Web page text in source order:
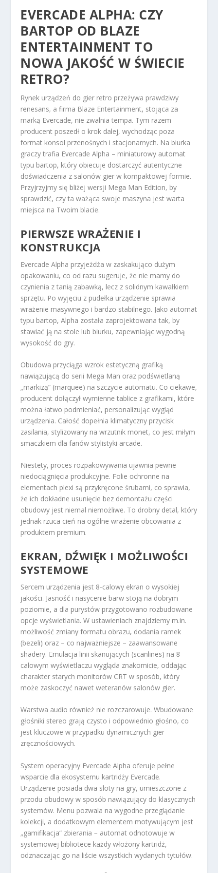
EVERCADE ALPHA: CZY
BARTOP OD BLAZE
ENTERTAINMENT TO
NOWA JAKOŚĆ W ŚWIECIE
RETRO?
Rynek urządzeń do gier retro przeżywa prawdziwy
renesans, a firma Blaze Entertainment, stojąca za
marką Evercade, nie zwalnia tempa. Tym razem
producent poszedł o krok dalej, wychodząc poza
format konsol przenośnych i stacjonarnych. Na biurka
graczy trafia Evercade Alpha – miniaturowy automat
typu bartop, który obiecuje dostarczyć autentyczne
doświadczenia z salonów gier w kompaktowej formie.
Przyjrzyjmy się bliżej wersji Mega Man Edition, by
sprawdzić, czy ta ważąca swoje maszyna jest warta
miejsca na Twoim blacie.
PIERWSZE WRAŻENIE I
KONSTRUKCJA
Evercade Alpha przyjeżdża w zaskakująco dużym
opakowaniu, co od razu sugeruje, że nie mamy do
czynienia z tanią zabawką, lecz z solidnym kawałkiem
sprzętu. Po wyjęciu z pudełka urządzenie sprawia
wrażenie masywnego i bardzo stabilnego. Jako automat
typu bartop, Alpha została zaprojektowana tak, by
stawiać ją na stole lub biurku, zapewniając wygodną
wysokość do gry.
Obudowa przyciąga wzrok estetyczną grafiką
nawiązującą do serii Mega Man oraz podświetlaną
„markizą” (marquee) na szczycie automatu. Co ciekawe,
producent dołączył wymienne tablice z grafikami, które
można łatwo podmieniać, personalizując wygląd
urządzenia. Całość dopełnia klimatyczny przycisk
zasilania, stylizowany na wrzutnik monet, co jest miłym
smaczkiem dla fanów stylistyki arcade.
Niestety, proces rozpakowywania ujawnia pewne
niedociągnięcia produkcyjne. Folie ochronne na
elementach plexi są przykręcone śrubami, co sprawia,
że ich dokładne usunięcie bez demontażu części
obudowy jest niemal niemożliwe. To drobny detal, który
jednak rzuca cień na ogólne wrażenie obcowania z
produktem premium.
EKRAN, DŹWIĘK I MOŻLIWOŚCI
SYSTEMOWE
Sercem urządzenia jest 8-calowy ekran o wysokiej
jakości. Jasność i nasycenie barw stoją na dobrym
poziomie, a dla purystów przygotowano rozbudowane
opcje wyświetlania. W ustawieniach znajdziemy m.in.
możliwość zmiany formatu obrazu, dodania ramek
(bezeli) oraz – co najważniejsze – zaawansowane
shadery. Emulacja linii skanujących (scanlines) na 8-
calowym wyświetlaczu wygląda znakomicie, oddając
charakter starych monitorów CRT w sposób, który
może zaskoczyć nawet weteranów salonów gier.
Warstwa audio również nie rozczarowuje. Wbudowane
głośniki stereo grają czysto i odpowiednio głośno, co
jest kluczowe w przypadku dynamicznych gier
zręcznościowych.
System operacyjny Evercade Alpha oferuje pełne
wsparcie dla ekosystemu kartridży Evercade.
Urządzenie posiada dwa sloty na gry, umieszczone z
przodu obudowy w sposób nawiązujący do klasycznych
systemów. Menu pozwala na wygodne przeglądanie
kolekcji, a dodatkowym elementem motywującym jest
„gamifikacja” zbierania – automat odnotowuje w
systemowej bibliotece każdy włożony kartridż,
odznaczając go na liście wszystkich wydanych tytułów.